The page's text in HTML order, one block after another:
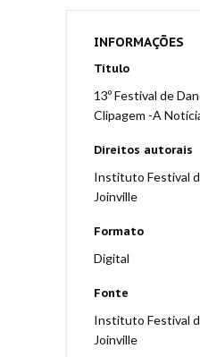
INFORMAÇÕES
Título
13º Festival de
Clipagem -A
Direitos autorais
Instituto Festival
Joinville
Formato
Digital
Fonte
Instituto Festival
Joinville